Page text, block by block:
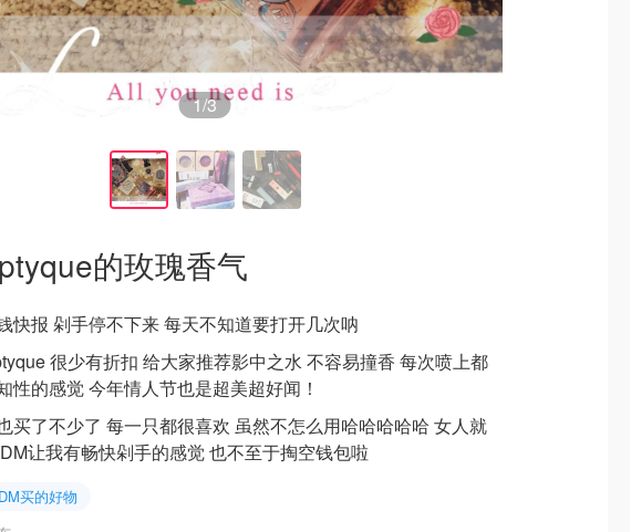
1/3
的玫瑰香气
快报 剁手停不下来 每天不知道要打开几次呐
很少有折扣 给大家推荐影中之水 不容易撞香 每次喷上都
性的感觉 今年情人节也是超美超好闻！
买了不少了 每一只都很喜欢 虽然不怎么用哈哈哈哈哈 女人就
让我有畅快剁手的感觉 也不至于掏空钱包啦
买的好物